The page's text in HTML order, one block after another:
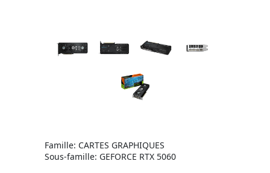
Famille: CARTES GRAPHIQUES
Sous-famille: GEFORCE RTX 5060